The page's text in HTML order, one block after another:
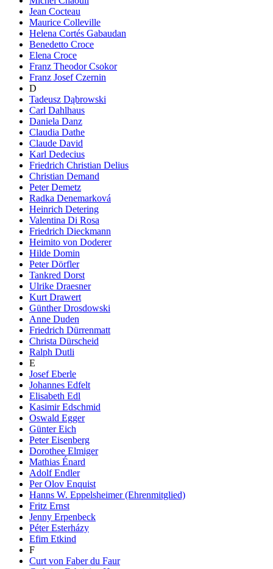
Jean Cocteau
Maurice Colleville
Helena Cortés Gabaudan
Benedetto Croce
Elena Croce
Franz Theodor Csokor
Franz Josef Czernin
D
Tadeusz Dąbrowski
Carl Dahlhaus
Daniela Danz
Claudia Dathe
Claude David
Karl Dedecius
Friedrich Christian Delius
Christian Demand
Peter Demetz
Radka Denemarková
Heinrich Detering
Valentina Di Rosa
Friedrich Dieckmann
Heimito von Doderer
Hilde Domin
Peter Dörfler
Tankred Dorst
Ulrike Draesner
Kurt Drawert
Günther Drosdowski
Anne Duden
Friedrich Dürrenmatt
Christa Dürscheid
Ralph Dutli
E
Josef Eberle
Johannes Edfelt
Elisabeth Edl
Kasimir Edschmid
Oswald Egger
Günter Eich
Peter Eisenberg
Dorothee Elmiger
Mathias Énard
Adolf Endler
Per Olov Enquist
Hanns W. Eppelsheimer (Ehrenmitglied)
Fritz Ernst
Jenny Erpenbeck
Péter Esterházy
Efim Etkind
F
Curt von Faber du Faur